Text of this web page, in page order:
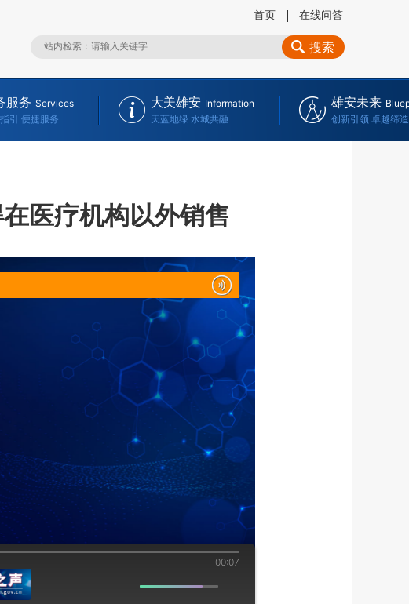
首页 在线问答
搜索
服务 Services
引 便捷服务
大美雄安 Information
天蓝地绿 水城共融
雄安未来
创新引领 卓越缔造
医疗机构以外销售
00:07